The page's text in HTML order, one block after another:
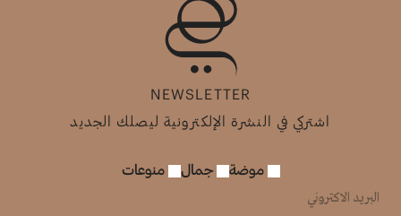
NEWSLETTER
اشتركي في النشرة الإلكترونية ليصلك الجديد
موضة جمال منوعات